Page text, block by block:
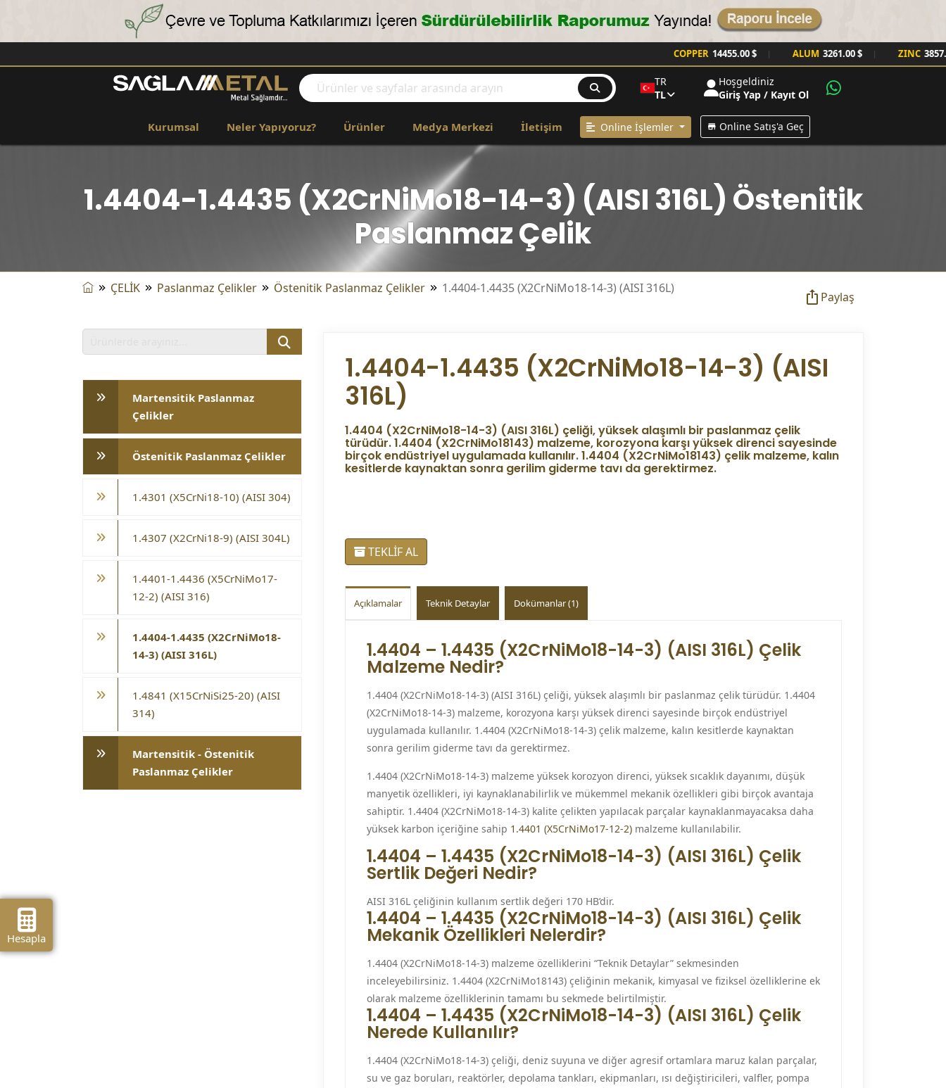
COPPER 14455.00 $ | ALUM 3261.00 $ | ZINC 3857.00 $
TR
TL
Hoşgeldiniz
Giriş Yap / Kayıt Ol
Kurumsal Neler Yapıyoruz? Ürünler Medya Merkezi İletişim Online İşlemler Online Satış'a Geç
1.4404-1.4435 (X2CrNiMo18-14-3) (AISI 316L) Östenitik
Paslanmaz Çelik
ÇELİK Paslanmaz Çelikler Östenitik Paslanmaz Çelikler 1.4404-1.4435 (X2CrNiMo18-14-3) (AISI 316L)
Paylaş
Martensitik Paslanmaz
Çelikler
Östenitik Paslanmaz Çelikler
1.4301 (X5CrNi18-10) (AISI 304)
1.4307 (X2CrNi18-9) (AISI 304L)
1.4401-1.4436 (X5CrNiMo17-
12-2) (AISI 316)
1.4404-1.4435 (X2CrNiMo18-
14-3) (AISI 316L)
1.4841 (X15CrNiSi25-20) (AISI
314)
Martensitik - Östenitik
Paslanmaz Çelikler
1.4404-1.4435 (X2CrNiMo18-14-3) (AISI
316L)
1.4404 (X2CrNiMo18-14-3) (AISI 316L) çeliği, yüksek alaşımlı bir paslanmaz çelik
türüdür. 1.4404 (X2CrNiMo18143) malzeme, korozyona karşı yüksek direnci sayesinde
birçok endüstriyel uygulamada kullanılır. 1.4404 (X2CrNiMo18143) çelik malzeme, kalın
kesitlerde kaynaktan sonra gerilim giderme tavı da gerektirmez.
TEKLİF AL
Açıklamalar Teknik Detaylar Dokümanlar (1)
1.4404 – 1.4435 (X2CrNiMo18-14-3) (AISI 316L) Çelik
Malzeme Nedir?
1.4404 (X2CrNiMo18-14-3) (AISI 316L) çeliği, yüksek alaşımlı bir paslanmaz çelik türüdür. 1.4404
(X2CrNiMo18-14-3) malzeme, korozyona karşı yüksek direnci sayesinde birçok endüstriyel
uygulamada kullanılır. 1.4404 (X2CrNiMo18-14-3) çelik malzeme, kalın kesitlerde kaynaktan
sonra gerilim giderme tavı da gerektirmez.
1.4404 (X2CrNiMo18-14-3) malzeme yüksek korozyon direnci, yüksek sıcaklık dayanımı, düşük
manyetik özellikleri, iyi kaynaklanabilirlik ve mükemmel mekanik özellikleri gibi birçok avantaja
sahiptir. 1.4404 (X2CrNiMo18-14-3) kalite çelikten yapılacak parçalar kaynaklanmayacaksa daha
yüksek karbon içeriğine sahip 1.4401 (X5CrNiMo17-12-2) malzeme kullanılabilir.
1.4404 – 1.4435 (X2CrNiMo18-14-3) (AISI 316L) Çelik
Sertlik Değeri Nedir?
AISI 316L çeliğinin kullanım sertlik değeri 170 HB’dir.
1.4404 – 1.4435 (X2CrNiMo18-14-3) (AISI 316L) Çelik
Mekanik Özellikleri Nelerdir?
1.4404 (X2CrNiMo18-14-3) malzeme özelliklerini “Teknik Detaylar” sekmesinden
inceleyebilirsiniz. 1.4404 (X2CrNiMo18143) çeliğinin mekanik, kimyasal ve fiziksel özelliklerine ek
olarak malzeme özelliklerinin tamamı bu sekmede belirtilmiştir.
1.4404 – 1.4435 (X2CrNiMo18-14-3) (AISI 316L) Çelik
Nerede Kullanılır?
1.4404 (X2CrNiMo18-14-3) çeliği, deniz suyuna ve diğer agresif ortamlara maruz kalan parçalar,
su ve gaz boruları, reaktörler, depolama tankları, ekipmanları, ısı değiştiricileri, valfler, pompa
Hesapla